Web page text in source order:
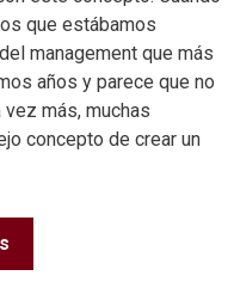
que estábamos
management que más
años y parece que no
más, muchas
concepto de crear un